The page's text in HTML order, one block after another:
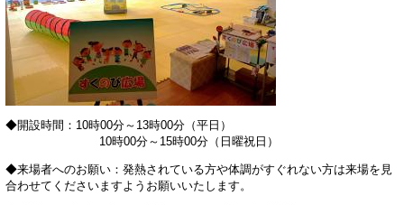
◆開設時間：10時00分～13時00分（平日）
10時00分～15時00分（日曜祝日）
◆来場者へのお願い：発熱されている方や体調がすぐれない方は来場を見
合わせてくださいますようお願いいたします。